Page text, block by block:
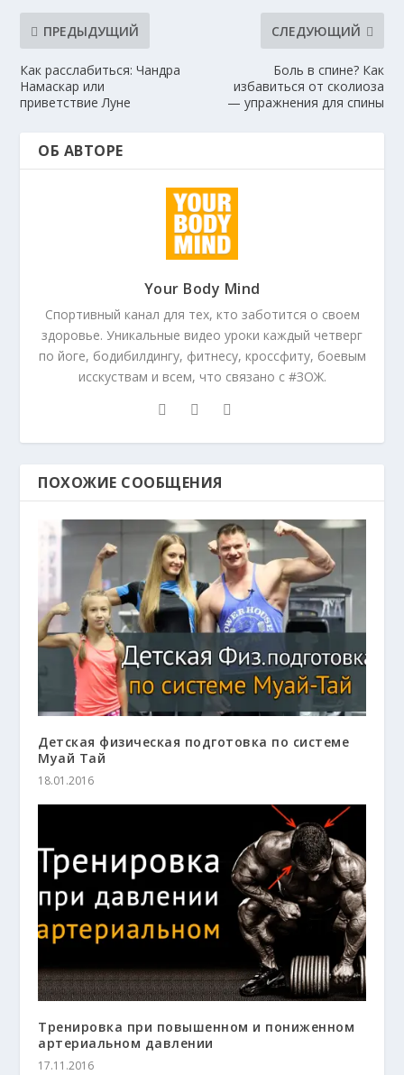
ПРЕДЫДУЩИЙ
Как расслабиться: Чандра
Намаскар или
приветствие Луне
СЛЕДУЮЩИЙ
Боль в спине? Как
избавиться от сколиоза
— упражнения для спины
ОБ АВТОРЕ
Your Body Mind
Спортивный канал для тех, кто заботится о своем
здоровье. Уникальные видео уроки каждый четверг
по йоге, бодибилдингу, фитнесу, кроссфиту, боевым
исскуствам и всем, что связано с #ЗОЖ.
ПОХОЖИЕ СООБЩЕНИЯ
Детская физическая подготовка по системе
Муай Тай
18.01.2016
Тренировка при повышенном и пониженном
артериальном давлении
17.11.2016